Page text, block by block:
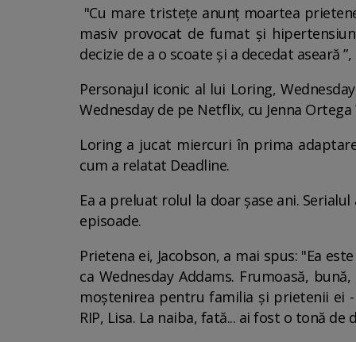
"Cu mare tristețe anunț moartea
masiv provocat de fumat și
decizie de a o scoate și a decedat aseară
Personajul iconic al lui Loring,
Wednesday de pe Netflix, cu Jenna
Loring a jucat miercuri în prima
cum a relatat Deadline.
Ea a preluat rolul la doar șase ani.
episoade.
Prietena ei, Jacobson, a mai spus: "Ea
ca Wednesday Addams. Frumoasă,
moștenirea pentru familia și prietenii ei
RIP, Lisa. La naiba, fată... ai fost o tonă de